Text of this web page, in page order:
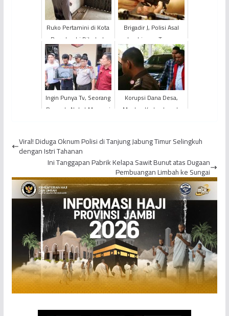
Ruko Pertamini di Kota
Baru Jambi Dibobol,
Minyak Hingga Burung
Jalak Dicuri
Brigadir J, Polisi Asal
Jambi yang Tewas
dengan Dugaan Pelaku
Pelecehan Terhadap
Istr...
Ingin Punya Tv, Seorang
Pemuda Nekat Mencuri
Korupsi Dana Desa,
Mantan Kades Lopak
Viral! Diduga Oknum Polisi di Tanjung Jabung Timur Selingkuh
dengan Istri Tahanan
Ini Tanggapan Pabrik Kelapa Sawit Bunut atas Dugaan
Pembuangan Limbah ke Sungai